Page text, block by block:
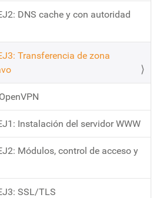
DNS cache y con autoridad
Transferencia de zona
Instalación del servidor WWW
Módulos, control de acceso y
SSL/TLS